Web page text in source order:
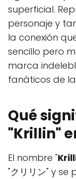
superficial.
personaje y
la conexión
sencillo pero
marca
fanáticos de la
Qué
"Krillin"
El nombre "
"クリリン" y se